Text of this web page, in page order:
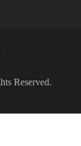
Reserved.